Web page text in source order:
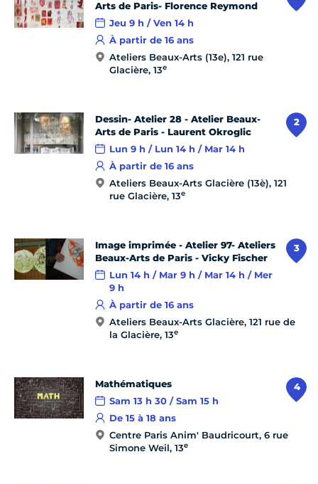
Arts de Paris- Florence Reymond
Jeu 9 h / Ven 14 h
À partir de 16 ans
Ateliers Beaux-Arts (13e), 121 rue
Glacière, 13e
2
Dessin- Atelier 28 - Atelier Beaux-
Arts de Paris - Laurent Okroglic
Lun 9 h / Lun 14 h / Mar 14 h
À partir de 16 ans
Ateliers Beaux-Arts Glacière (13è), 121
rue Glacière, 13e
3
Image imprimée - Atelier 97- Ateliers
Beaux-Arts de Paris - Vicky Fischer
Lun 14 h / Mar 9 h / Mar 14 h / Mer
9 h
À partir de 16 ans
Ateliers Beaux-Arts Glacière, 121 rue de
la Glacière, 13e
4
Mathématiques
Sam 13 h 30 / Sam 15 h
De 15 à 18 ans
Centre Paris Anim' Baudricourt, 6 rue
Simone Weil, 13e